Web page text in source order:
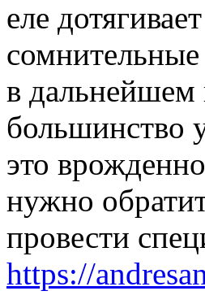
еле
в
большинство
это
нужно
провести
https://